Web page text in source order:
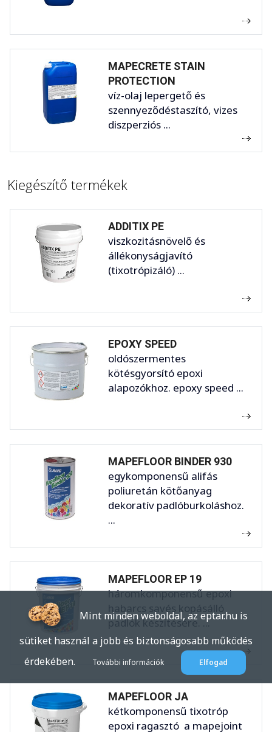
MAPECRETE STAIN
PROTECTION
víz-olaj lepergető és
szennyeződéstaszító, vizes
diszperziós ...
Kiegészítő termékek
ADDITIX PE
viszkozitásnövelő és
állékonyságjavító
(tixotrópizáló) ...
EPOXY SPEED
oldószermentes
kötésgyorsító epoxi
alapozókhoz. epoxy speed ...
MAPEFLOOR BINDER 930
egykomponensű alifás
poliuretán kötőanyag
dekoratív padlóburkoláshoz.
...
MAPEFLOOR EP 19
háromkomponensű epoxi
habarcs savés kopásálló
padlók készítésére. ...
MAPEFLOOR JA
kétkomponensű tixotróp
epoxi ragasztó a mapejoint
Mint minden weboldal, az eptar.hu is
sütiket használ a jobb és biztonságosabb működés
érdekében.
További információk Elfogad